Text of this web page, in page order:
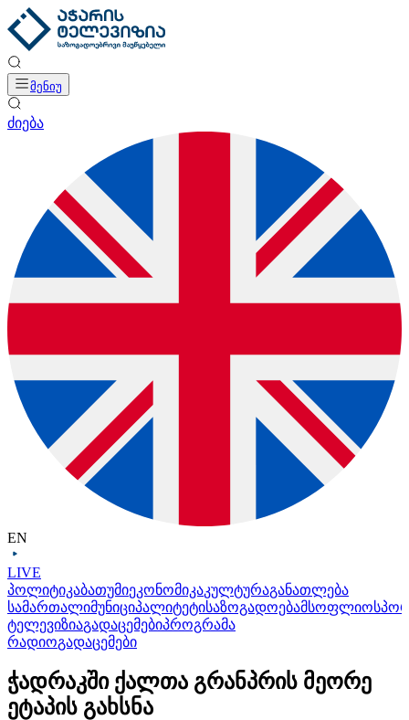
მენიუ
ძიება
EN
LIVE
პოლიტიკაბათუმიეკონომიკაკულტურაგანათლება
სამართალიმუნიციპალიტეტისაზოგადოებამსოფლიო
ტელევიზიაგადაცემებიპროგრამა
რადიოგადაცემები
ჭადრაკში ქალთა გრანპრის მეორე
ეტაპის გახსნა